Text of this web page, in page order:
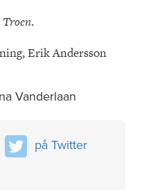
.
Erik Andersson
Vanderlaan
på Twitter